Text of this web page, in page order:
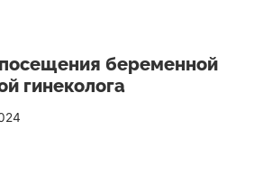
беременной
гинеколога